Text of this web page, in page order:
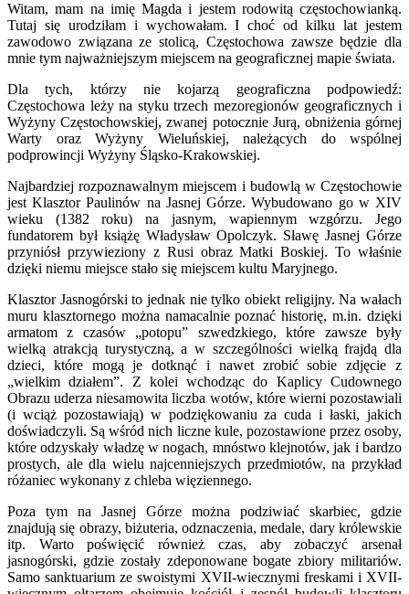
Witam, mam na imię Magda i jestem rodowitą częstochowianką.
Tutaj się urodziłam i wychowałam. I choć od kilku lat jestem
zawodowo związana ze stolicą, Częstochowa zawsze będzie dla
mnie tym najważniejszym miejscem na geograficznej mapie świata.
Dla tych, którzy nie kojarzą geograficzna podpowiedź:
Częstochowa leży na styku trzech mezoregionów geograficznych i
Wyżyny Częstochowskiej, zwanej potocznie Jurą, obniżenia górnej
Warty oraz Wyżyny Wieluńskiej, należących do wspólnej
podprowincji Wyżyny Śląsko-Krakowskiej.
Najbardziej rozpoznawalnym miejscem i budowlą w Częstochowie
jest Klasztor Paulinów na Jasnej Górze. Wybudowano go w XIV
wieku (1382 roku) na jasnym, wapiennym wzgórzu. Jego
fundatorem był książę Władysław Opolczyk. Sławę Jasnej Górze
przyniósł przywieziony z Rusi obraz Matki Boskiej. To właśnie
dzięki niemu miejsce stało się miejscem kultu Maryjnego.
Klasztor Jasnogórski to jednak nie tylko obiekt religijny. Na wałach
muru klasztornego można namacalnie poznać historię, m.in. dzięki
armatom z czasów „potopu” szwedzkiego, które zawsze były
wielką atrakcją turystyczną, a w szczególności wielką frajdą dla
dzieci, które mogą je dotknąć i nawet zrobić sobie zdjęcie z
„wielkim działem”. Z kolei wchodząc do Kaplicy Cudownego
Obrazu uderza niesamowita liczba wotów, które wierni pozostawiali
(i wciąż pozostawiają) w podziękowaniu za cuda i łaski, jakich
doświadczyli. Są wśród nich liczne kule, pozostawione przez osoby,
które odzyskały władzę w nogach, mnóstwo klejnotów, jak i bardzo
prostych, ale dla wielu najcenniejszych przedmiotów, na przykład
różaniec wykonany z chleba więziennego.
Poza tym na Jasnej Górze można podziwiać skarbiec, gdzie
znajdują się obrazy, biżuteria, odznaczenia, medale, dary królewskie
itp. Warto poświęcić również czas, aby zobaczyć arsenał
jasnogórski, gdzie zostały zdeponowane bogate zbiory militariów.
Samo sanktuarium ze swoistymi XVII-wiecznymi freskami i XVII-